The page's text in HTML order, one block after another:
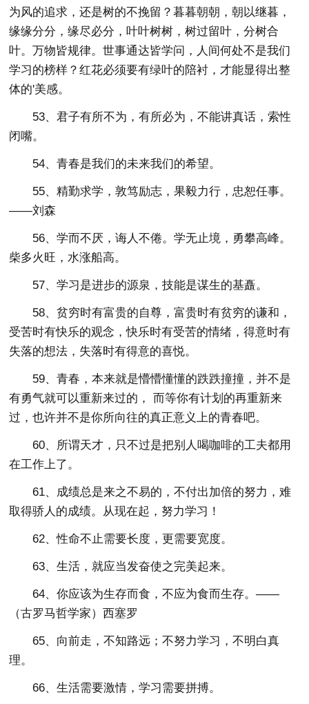
为风的追求，还是树的不挽留？暮暮朝朝，朝以继暮，
缘缘分分，缘尽必分，叶叶树树，树过留叶，分树合
叶。万物皆规律。世事通达皆学问，人间何处不是我们
学习的榜样？红花必须要有绿叶的陪衬，才能显得出整
体的'美感。
53、君子有所不为，有所必为，不能讲真话，索性
闭嘴。
54、青春是我们的未来我们的希望。
55、精勤求学，敦笃励志，果毅力行，忠恕任事。
——刘森
56、学而不厌，诲人不倦。学无止境，勇攀高峰。
柴多火旺，水涨船高。
57、学习是进步的源泉，技能是谋生的基矗。
58、贫穷时有富贵的自尊，富贵时有贫穷的谦和，
受苦时有快乐的观念，快乐时有受苦的情绪，得意时有
失落的想法，失落时有得意的喜悦。
59、青春，本来就是懵懵懂懂的跌跌撞撞，并不是
有勇气就可以重新来过的， 而等你有计划的再重新来
过，也许并不是你所向往的真正意义上的青春吧。
60、所谓天才，只不过是把别人喝咖啡的工夫都用
在工作上了。
61、成绩总是来之不易的，不付出加倍的努力，难
取得骄人的成绩。从现在起，努力学习！
62、性命不止需要长度，更需要宽度。
63、生活，就应当发奋使之完美起来。
64、你应该为生存而食，不应为食而生存。——
（古罗马哲学家）西塞罗
65、向前走，不知路远；不努力学习，不明白真
理。
66、生活需要激情，学习需要拼搏。